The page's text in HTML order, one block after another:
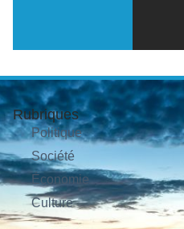
Rubriques
Politique
Société
Économie
Culture